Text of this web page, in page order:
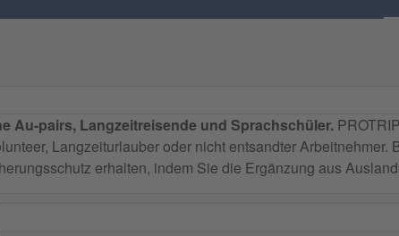
Au-pairs, Langzeitreisende und Sprachschüler.
Langzeiturlauber oder nicht entsandter
erhalten, indem Sie die Ergänzung aus